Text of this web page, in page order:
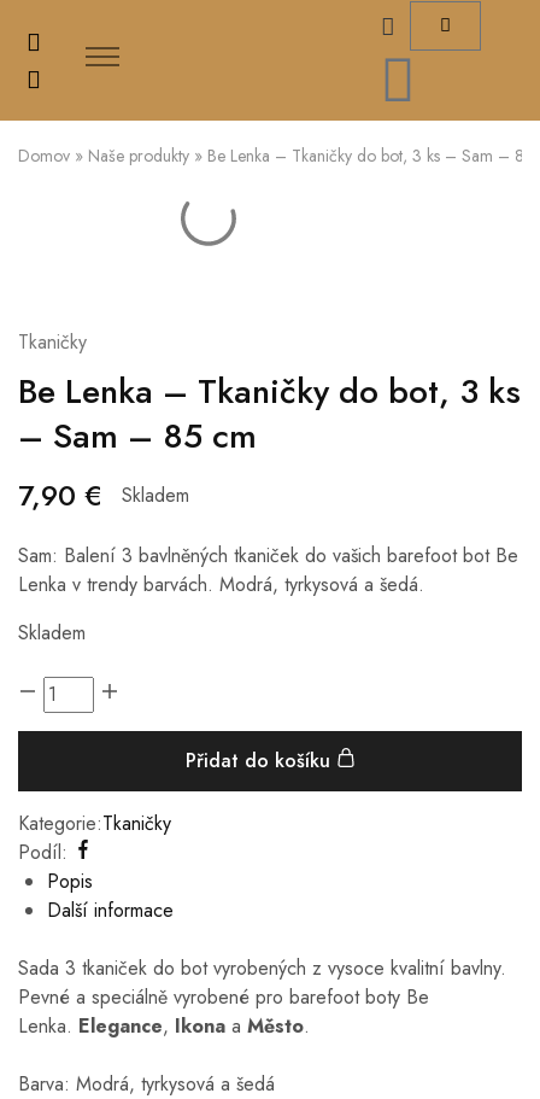
Domov » Naše produkty » Be Lenka – Tkaničky do bot, 3 ks – Sam – 85
Tkaničky
Be Lenka – Tkaničky do bot, 3 ks
– Sam – 85 cm
7,90 € Skladem
Sam: Balení 3 bavlněných tkaniček do vašich barefoot bot Be
Lenka v trendy barvách. Modrá, tyrkysová a šedá.
Skladem
Přidat do košíku
Kategorie:Tkaničky
Podíl:
Popis
Další informace
Sada 3 tkaniček do bot vyrobených z vysoce kvalitní bavlny.
Pevné a speciálně vyrobené pro barefoot boty Be
Lenka. Elegance, Ikona a Město.
Barva: Modrá, tyrkysová a šedá